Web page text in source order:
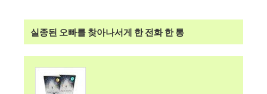
실종된 오빠를 찾아나서게 한 전화 한 통